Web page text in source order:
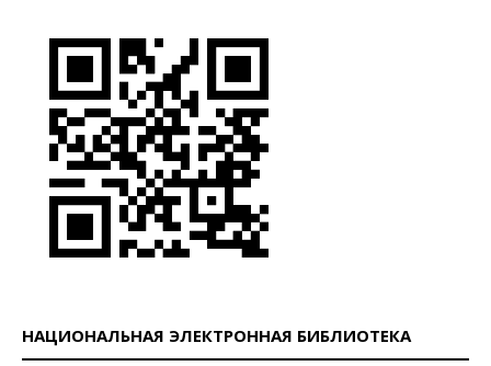
НАЦИОНАЛЬНАЯ ЭЛЕКТРОННАЯ БИБЛИОТЕКА